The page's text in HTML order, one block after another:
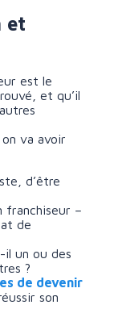
et
est le
et qu’il
va avoir
d’être
franchiseur –
de
il un ou des
?
de devenir
son